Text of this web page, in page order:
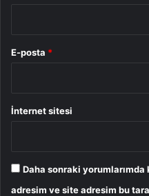
E-posta *
İnternet sitesi
Daha sonraki yorumlarımda
adresim ve site adresim bu